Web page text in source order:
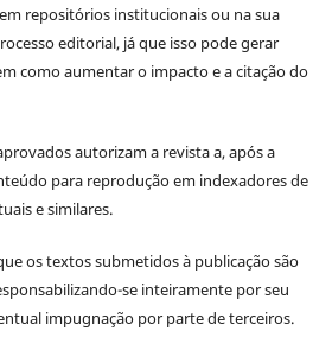
repositórios institucionais ou na sua
editorial, já que isso pode gerar
como aumentar o impacto e a citação do
autorizam a revista a, após a
para reprodução em indexadores de
e similares.
os textos submetidos à publicação são
se inteiramente por seu
impugnação por parte de terceiros.